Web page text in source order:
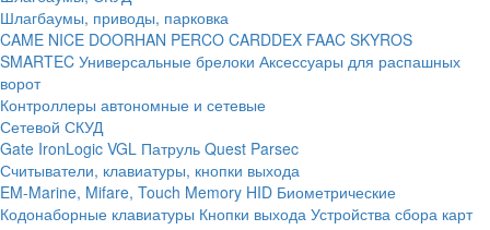
Шлагбаумы, приводы, парковка
CAME NICE DOORHAN PERCO CARDDEX FAAC SKYROS
SMARTEC Универсальные брелоки Аксессуары для распашных
ворот
Контроллеры автономные и сетевые
Сетевой СКУД
Gate IronLogic VGL Патруль Quest Parsec
Считыватели, клавиатуры, кнопки выхода
EM-Marine, Mifare, Touch Memory HID Биометрические
Кодонаборные клавиатуры Кнопки выхода Устройства сбора карт